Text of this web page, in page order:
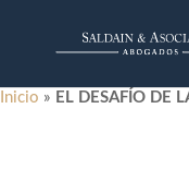
Inicio » EL DESAFÍO DE